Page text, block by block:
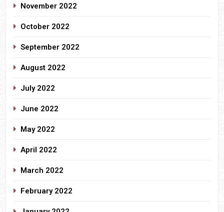
November 2022
October 2022
September 2022
August 2022
July 2022
June 2022
May 2022
April 2022
March 2022
February 2022